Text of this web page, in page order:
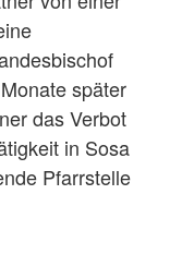
später
das Verbot
in Sosa
Pfarrstelle